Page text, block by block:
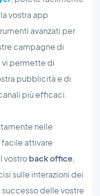
vostra app
avanzati per
campagne di
vi permette di
pubblicità e di
più efficaci.
nelle
attivare
vostroback office,
sulle interazioni dei
successo delle vostre